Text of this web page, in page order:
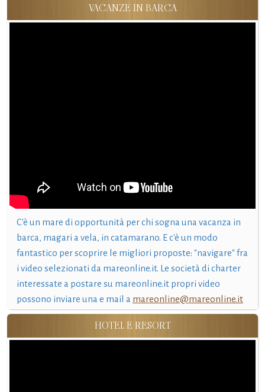
VACANZE IN BARCA
C'è un mare di opportunità per chi sogna una vacanza in
barca, magari a vela, in catamarano. E c'è un modo
fantastico per scoprire le migliori proposte: "navigare" fra
i video selezionati da mareonline.it. Le società di charter
interessate a postare su mareonline.it propri video
possono inviare una e mail a mareonline@mareonline.it
HOTEL E RESORT